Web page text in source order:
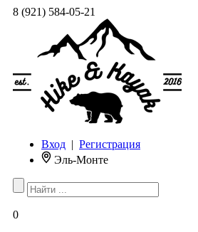
8 (921) 584-05-21
Вход | Регистрация
Эль-Монте
0